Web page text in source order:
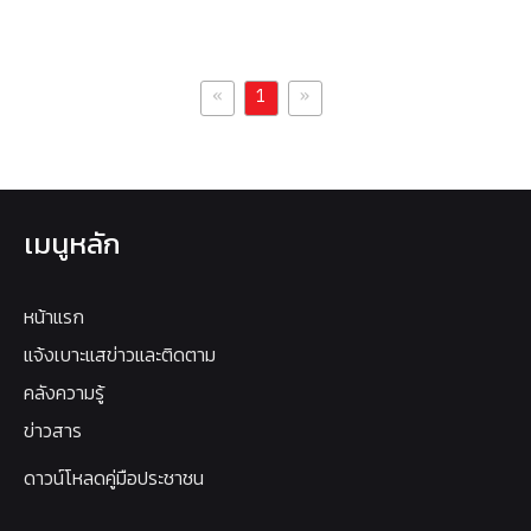
« 1 »
เมนูหลัก
หน้าแรก
แจ้งเบาะแสข่าวและติดตาม
คลังความรู้
ข่าวสาร
ดาวน์โหลดคู่มือประชาชน